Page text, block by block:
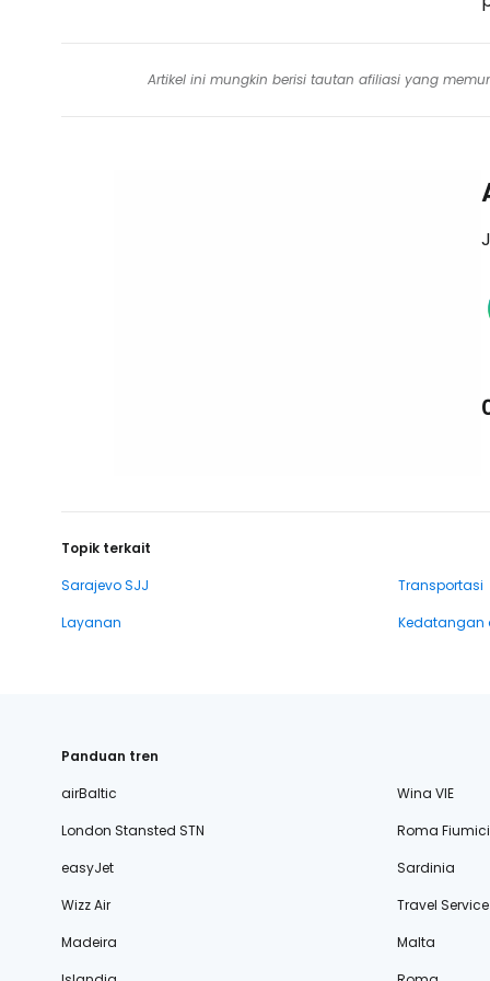
Artikel ini mungkin berisi tautan afiliasi yang
Topik terkait
Sarajevo SJJ
Transportasi
Layanan
Kedatangan
Panduan tren
airBaltic
Wina VIE
London Stansted STN
Roma
easyJet
Sardinia
Wizz Air
Travel Service
Madeira
Malta